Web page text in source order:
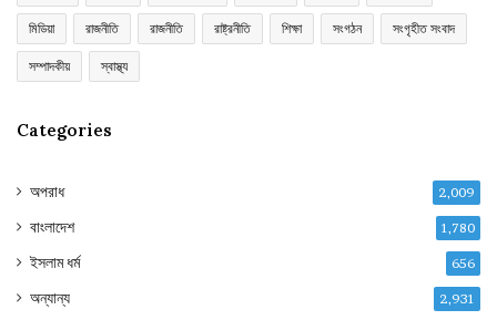
মিডিয়া রাজনীতি রাজনীতি রাষ্ট্রনীতি শিক্ষা সংগঠন সংগৃহীত সংবাদ
সম্পাদকীয় স্বাস্থ্য
Categories
অপরাধ 2,009
বাংলাদেশ 1,780
ইসলাম ধর্ম 656
অন্যান্য 2,931